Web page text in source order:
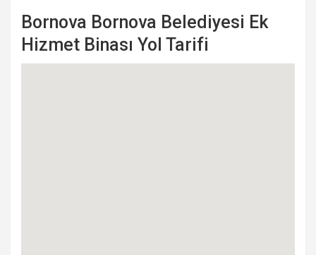
Bornova Bornova Belediyesi Ek
Hizmet Binası Yol Tarifi